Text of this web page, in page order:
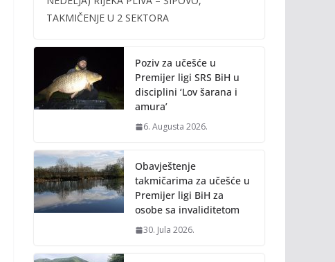
o
o
k
Li
k
TAKMIČENJE U 2 SEKTORA
Poziv za učešće u
Premijer ligi SRS BiH u
disciplini ‘Lov šarana i
amura’
6. Augusta 2026.
Obavještenje
takmičarima za učešće u
Premijer ligi BiH za
osobe sa invaliditetom
30. Jula 2026.